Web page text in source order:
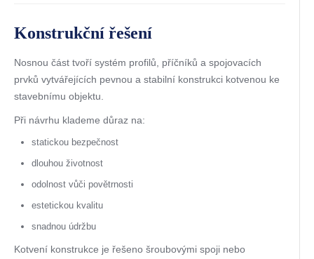
Konstrukční řešení
Nosnou část tvoří systém profilů, příčníků a spojovacích
prvků vytvářejících pevnou a stabilní konstrukci kotvenou ke
stavebnímu objektu.
Při návrhu klademe důraz na:
statickou bezpečnost
dlouhou životnost
odolnost vůči povětrnosti
estetickou kvalitu
snadnou údržbu
Kotvení konstrukce je řešeno šroubovými spoji nebo